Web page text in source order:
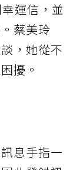
運信，並
蔡美玲
，她從不
擾。
息手指一